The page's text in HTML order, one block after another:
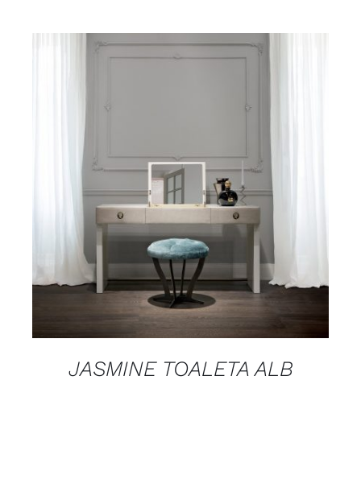
DETAILS
JASMINE TOALETA ALB